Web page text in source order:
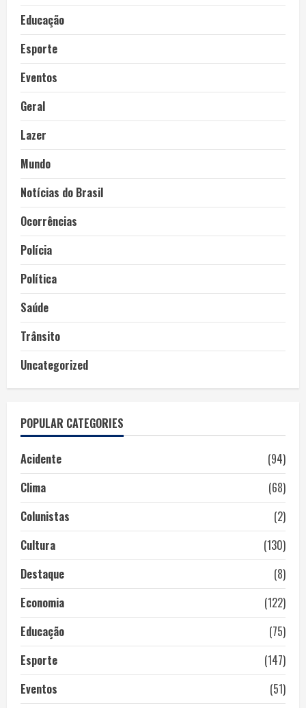
Educação
Esporte
Eventos
Geral
Lazer
Mundo
Notícias do Brasil
Ocorrências
Polícia
Política
Saúde
Trânsito
Uncategorized
POPULAR CATEGORIES
Acidente
(94)
Clima
(68)
Colunistas
(2)
Cultura
(130)
Destaque
(8)
Economia
(122)
Educação
(75)
Esporte
(147)
Eventos
(51)